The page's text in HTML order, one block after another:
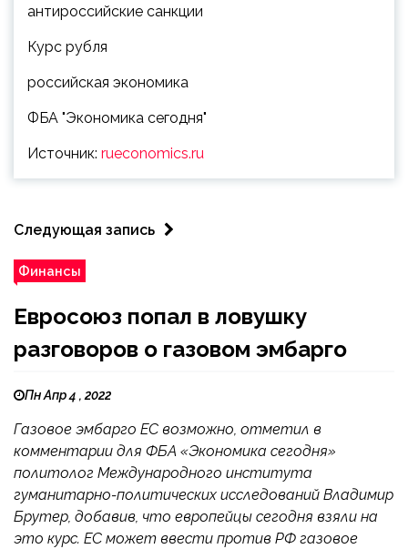
антироссийские санкции
Курс рубля
российская экономика
ФБА "Экономика сегодня"
Источник: rueconomics.ru
Следующая запись
Финансы
Евросоюз попал в ловушку
разговоров о газовом эмбарго
Пн Апр 4 , 2022
Газовое эмбарго ЕС возможно, отметил в
комментарии для ФБА «Экономика сегодня»
политолог Международного института
гуманитарно-политических исследований Владимир
Брутер, добавив, что европейцы сегодня взяли на
это курс. ЕС может ввести против РФ газовое